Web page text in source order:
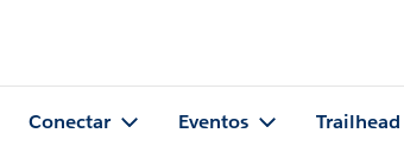
Conectar Eventos Trailhead